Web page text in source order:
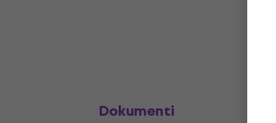
Dokumenti